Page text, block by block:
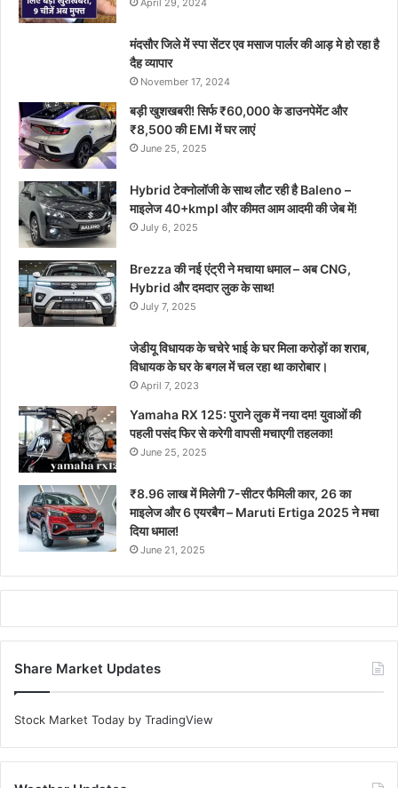
मंदसौर जिले में स्पा सेंटर एव मसाज पार्लर की आड़ मे हो रहा है
दैह व्यापार
November 17, 2024
बड़ी खुशखबरी! सिर्फ ₹60,000 के डाउनपेमेंट और
₹8,500 की EMI में घर लाएं
June 25, 2025
Hybrid टेक्नोलॉजी के साथ लौट रही है Baleno –
माइलेज 40+kmpl और कीमत आम आदमी की जेब में!
July 6, 2025
Brezza की नई एंट्री ने मचाया धमाल – अब CNG,
Hybrid और दमदार लुक के साथ!
July 7, 2025
जेडीयू विधायक के चचेरे भाई के घर मिला करोड़ों का शराब,
विधायक के घर के बगल में चल रहा था कारोबार।
April 7, 2023
Yamaha RX 125: पुराने लुक में नया दम! युवाओं की
पहली पसंद फिर से करेगी वापसी मचाएगी तहलका!
June 25, 2025
₹8.96 लाख में मिलेगी 7-सीटर फैमिली कार, 26 का
माइलेज और 6 एयरबैग – Maruti Ertiga 2025 ने मचा
दिया धमाल!
June 21, 2025
Share Market Updates
Stock Market Today by TradingView